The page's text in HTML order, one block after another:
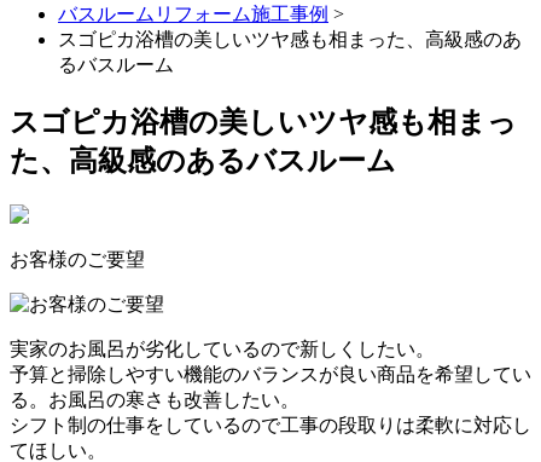
バスルームリフォーム施工事例 >
スゴピカ浴槽の美しいツヤ感も相まった、高級感のあ
るバスルーム
スゴピカ浴槽の美しいツヤ感も相まっ
た、高級感のあるバスルーム
お客様のご要望
実家のお風呂が劣化しているので新しくしたい。
予算と掃除しやすい機能のバランスが良い商品を希望してい
る。お風呂の寒さも改善したい。
シフト制の仕事をしているので工事の段取りは柔軟に対応し
てほしい。